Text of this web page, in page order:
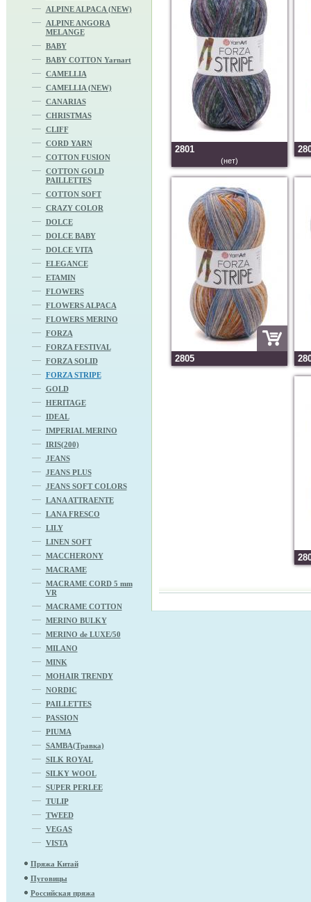
ALPINE ALPACA (NEW)
ALPINE ANGORA
MELANGE
BABY
BABY COTTON Yarnart
CAMELLIA
CAMELLIA (NEW)
CANARIAS
CHRISTMAS
CLIFF
CORD YARN
COTTON FUSION
COTTON GOLD
PAILLETTES
COTTON SOFT
CRAZY COLOR
DOLCE
DOLCE BABY
DOLCE VITA
ELEGANCE
ETAMIN
FLOWERS
FLOWERS ALPACA
FLOWERS MERINO
FORZA
FORZA FESTIVAL
FORZA SOLID
FORZA STRIPE
GOLD
HERITAGE
IDEAL
IMPERIAL MERINO
IRIS(200)
JEANS
JEANS PLUS
JEANS SOFT COLORS
LANA ATTRAENTE
LANA FRESCO
LILY
LINEN SOFT
MACCHERONY
MACRAME
MACRAME CORD 5 mm
VR
MACRAME COTTON
MERINO BULKY
MERINO de LUXE/50
MILANO
MINK
MOHAIR TRENDY
NORDIC
PAILLETTES
PASSION
PIUMA
SAMBA(Травка)
SILK ROYAL
SILKY WOOL
SUPER PERLEE
TULIP
TWEED
VEGAS
VISTA
Пряжа Китай
Пуговицы
Российская пряжа
2801
(нет)
2805